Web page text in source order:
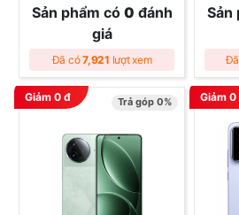
Sản phẩm có 0 đánh
giá
Đã có7,921 lượt xem
Sản
Giảm 0đ Trả góp 0% Giảm 0